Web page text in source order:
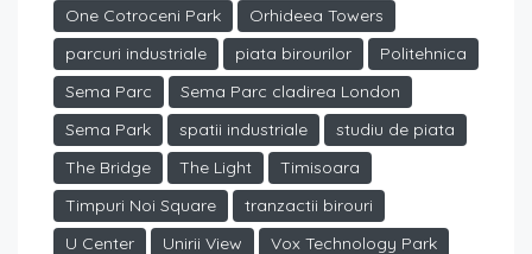
One Cotroceni Park
Orhideea Towers
parcuri industriale
piata birourilor
Politehnica
Sema Parc
Sema Parc cladirea London
Sema Park
spatii industriale
studiu de piata
The Bridge
The Light
Timisoara
Timpuri Noi Square
tranzactii birouri
U Center
Unirii View
Vox Technology Park